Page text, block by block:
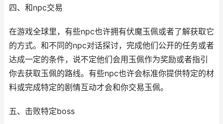
四、和npc交易
在游戏全球里，有些npc也许拥有伏魔玉佩或者了解获取它
的方式。和不同的npc对话探讨，完成他们公开的任务或者
达成一定的条件，说不定他们会用玉佩作为奖励或者指引
你去获取玉佩的路线。有些npc也许会标准你提供特定的材
料或完成特定的剧情互动才会和你交易玉佩。
五、击败特定boss